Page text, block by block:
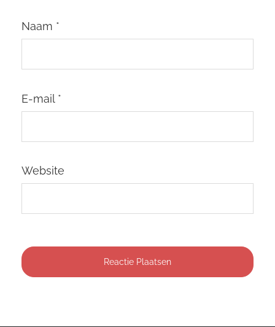
Naam *
E-mail *
Website